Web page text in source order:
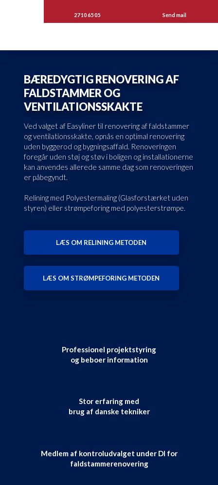
27 10 65 05 Send mail
BÆREDYGTIG RENOVERING AF
FALDSTAMMER OG
VENTILATIONSSKAKTE
Ved valget af Easyliner til renovering af faldstammer
og ventilationsskakte, opnås en optimal renovering
uden byggerod og bygningsaffald. Renoveringen
foregår uden støj og støv i boligen og installationerne
kan anvendes allerede samme dag som renoveringen
er påbegyndt.
Relining med Polyestermaling (Glasforstærket uden
styren) eller strømpeforing med polyesterstrømpe.
LÆS OM RELINING METODEN
LÆS OM STRØMPEFORING METODEN
Professionel projektstyring
​og beboer information
Stor erfaring med
​brug af danske tekniker
Medlem af kontroludvalget under DI for
faldstammerenovering